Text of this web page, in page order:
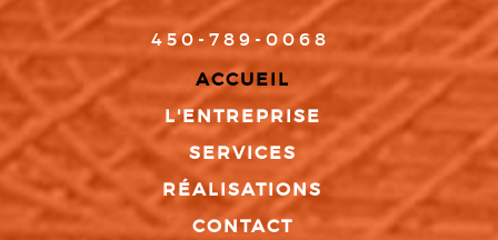
450-789-0068
ACCUEIL
L'ENTREPRISE
SERVICES
RÉALISATIONS
CONTACT